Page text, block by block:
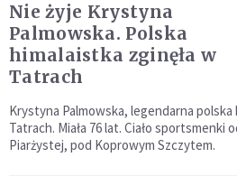
Nie żyje Krystyna
Palmowska. Polska
himalaistka zginęła w
Tatrach
Krystyna Palmowska, legendarna polska
Tatrach. Miała 76 lat. Ciało
Piarżystej, pod Koprowym Szczytem.